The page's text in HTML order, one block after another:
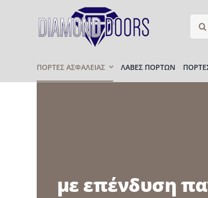
περιεχόμενο
για:
ΠΌΡΤΕΣ ΑΣΦΑΛΕΊΑΣ ΛΑΒΈΣ ΠΟΡΤΏΝ
με επένδυση